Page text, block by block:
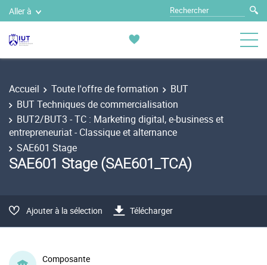
Aller à
Accueil Toute l'offre de formation
BUT
BUT Techniques de commercialisation
BUT2/BUT3 - TC : Marketing digital, e-business et
entrepreneuriat - Classique et alternance
SAE601 Stage
SAE601 Stage (SAE601_TCA)
Ajouter à la sélection Télécharger
Composante